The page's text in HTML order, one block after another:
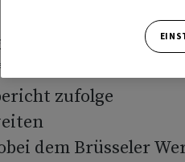
zufolge
dem Brüsseler